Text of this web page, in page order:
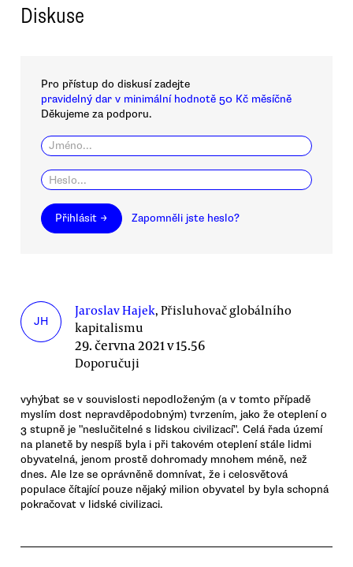
Diskuse
Pro přístup do diskusí zadejte
pravidelný dar v minimální hodnotě 50 Kč měsíčně
Děkujeme za podporu.
Přihlásit → Zapomněli jste heslo?
JH
Jaroslav Hajek, Přisluhovač globálního
kapitalismu
29. června 2021 v 15.56
Doporučuji
vyhýbat se v souvislosti nepodloženým (a v tomto případě
myslím dost nepravděpodobným) tvrzením, jako že oteplení o
3 stupně je "neslučitelné s lidskou civilizací". Celá řada území
na planetě by nespíš byla i při takovém oteplení stále lidmi
obyvatelná, jenom prostě dohromady mnohem méně, než
dnes. Ale lze se oprávněně domnívat, že i celosvětová
populace čítající pouze nějaký milion obyvatel by byla schopná
pokračovat v lidské civilizaci.